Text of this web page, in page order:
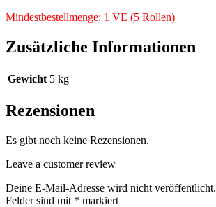
Mindestbestellmenge: 1 VE (5 Rollen)
Zusätzliche Informationen
Gewicht 5 kg
Rezensionen
Es gibt noch keine Rezensionen.
Leave a customer review
Deine E-Mail-Adresse wird nicht veröffentlicht.
Felder sind mit * markiert